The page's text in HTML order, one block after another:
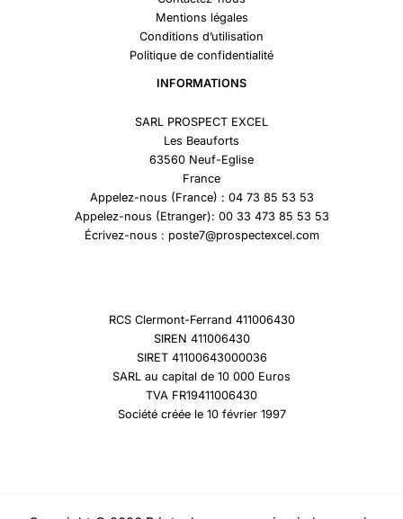
Mentions légales
Conditions d’utilisation
Politique de confidentialité
INFORMATIONS
SARL PROSPECT EXCEL
Les Beauforts
63560 Neuf-Eglise
France
Appelez-nous (France) : 04 73 85 53 53
Appelez-nous (Etranger): 00 33 473 85 53 53
Écrivez-nous : poste7@prospectexcel.com
RCS Clermont-Ferrand 411006430
SIREN 411006430
SIRET 41100643000036
SARL au capital de 10 000 Euros
TVA FR19411006430
Société créée le 10 février 1997